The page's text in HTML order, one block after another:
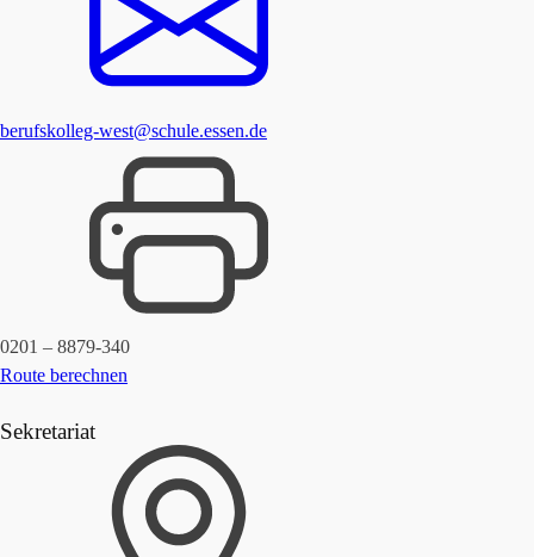
berufskolleg-west@schule.essen.de
0201 – 8879-340
Route berechnen
Sekretariat